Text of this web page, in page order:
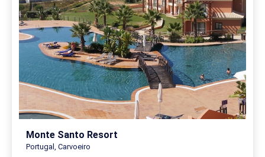
Monte Santo Resort
Portugal, Carvoeiro